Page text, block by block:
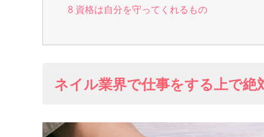
8 資格は自分を守ってくれるもの
ネイル業界で仕事をする上で絶